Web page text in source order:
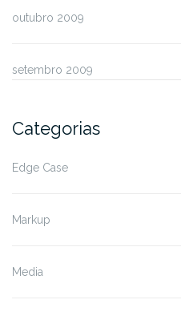
outubro 2009
setembro 2009
Categorias
Edge Case
Markup
Media